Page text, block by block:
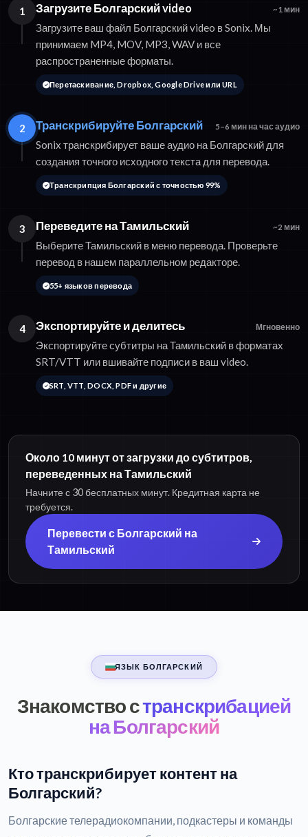
1 Загрузите Болгарский video ~1 мин
Загрузите ваш файл Болгарский video в Sonix. Мы
принимаем MP4, MOV, MP3, WAV и все
распространенные форматы.
Перетаскивание, Dropbox, Google Drive или URL
2 Транскрибируйте Болгарский 5–6 мин на час аудио
Sonix транскрибирует ваше аудио на Болгарский для
создания точного исходного текста для перевода.
Транскрипция Болгарский с точностью 99%
3 Переведите на Тамильский ~2 мин
Выберите Тамильский в меню перевода. Проверьте
перевод в нашем параллельном редакторе.
55+ языков перевода
4 Экспортируйте и делитесь Мгновенно
Экспортируйте субтитры на Тамильский в форматах
SRT/VTT или вшивайте подписи в ваш video.
SRT, VTT, DOCX, PDF и другие
Около 10 минут от загрузки до субтитров,
переведенных на Тамильский
Начните с 30 бесплатных минут. Кредитная карта не
требуется.
Перевести с Болгарский на
Тамильский
ЯЗЫК БОЛГАРСКИЙ
Знакомство странскрибацией
на Болгарский
Кто транскрибирует контент на
Болгарский?
Болгарские телерадиокомпании, подкастеры и команды